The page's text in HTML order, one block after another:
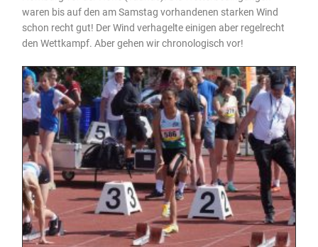
waren bis auf den am Samstag vorhandenen starken Wind
schon recht gut! Der Wind verhagelte einigen aber regelrecht
den Wettkampf. Aber gehen wir chronologisch vor!